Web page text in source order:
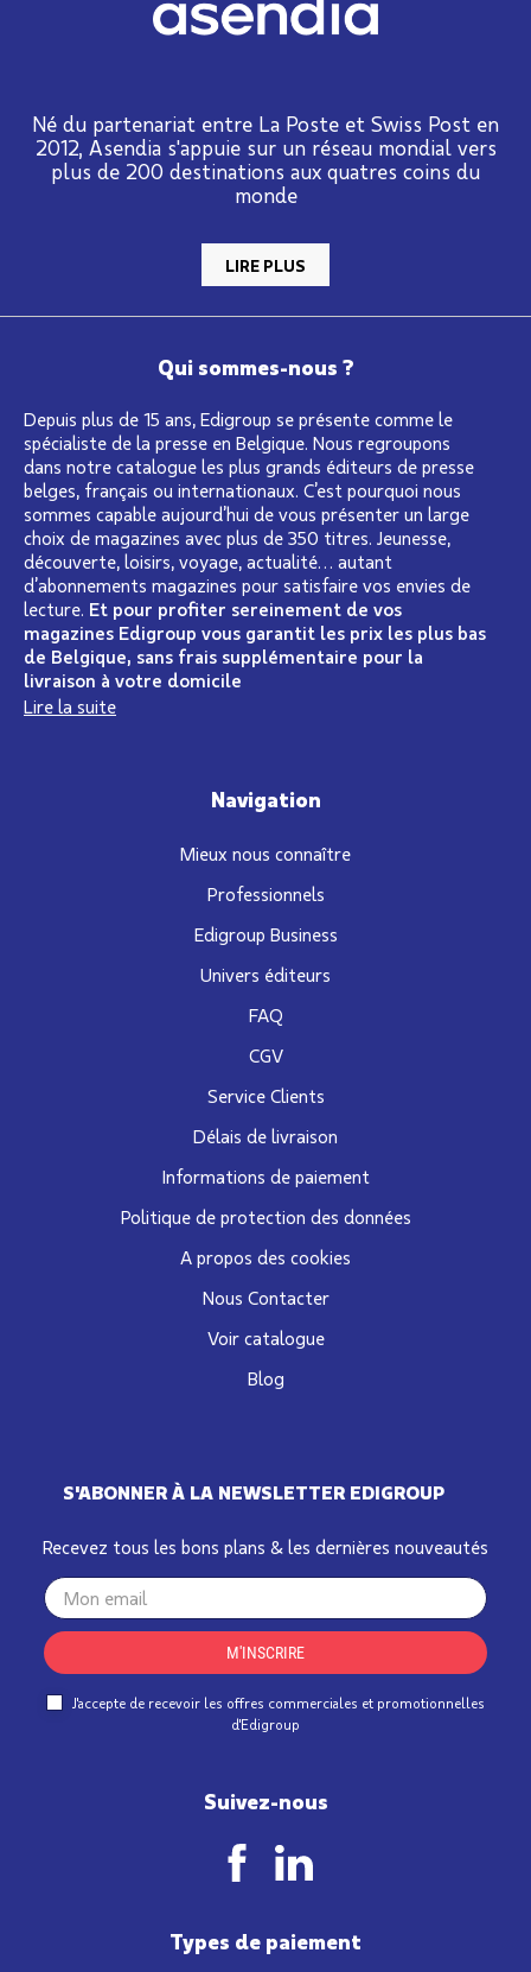
Né du partenariat entre La Poste et Swiss Post en
2012, Asendia s'appuie sur un réseau mondial vers
plus de 200 destinations aux quatres coins du
monde
LIRE PLUS
Qui sommes-nous ?
Depuis plus de 15 ans, Edigroup se présente comme le
spécialiste de la presse en Belgique. Nous regroupons
dans notre catalogue les plus grands éditeurs de presse
belges, français ou internationaux. C’est pourquoi nous
sommes capable aujourd’hui de vous présenter un large
choix de magazines avec plus de 350 titres. Jeunesse,
découverte, loisirs, voyage, actualité… autant
d’abonnements magazines pour satisfaire vos envies de
lecture. Et pour profiter sereinement de vos
magazines Edigroup vous garantit les prix les plus bas
de Belgique, sans frais supplémentaire pour la
livraison à votre domicile
Lire la suite
S'ABONNER À LA NEWSLETTER EDIGROUP
Recevez tous les bons plans & les dernières nouveautés
Your
email
M'INSCRIRE
J'accepte de recevoir les offres commerciales et promotionnelles
d'Edigroup
Navigation
Mieux nous connaître
Professionnels
Edigroup Business
Univers éditeurs
FAQ
CGV
Service Clients
Délais de livraison
Informations de paiement
Politique de protection des données
A propos des cookies
Nous Contacter
Voir catalogue
Blog
Suivez-nous
Types de paiement